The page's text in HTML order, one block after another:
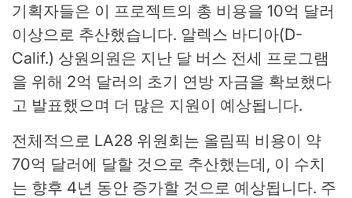
기획자들은 이 프로젝트의 총 비용을 10억 달러
이상으로 추산했습니다. 알렉스 바디아(D-
Calif.) 상원의원은 지난 달 버스 전세 프로그램
을 위해 2억 달러의 초기 연방 자금을 확보했다
고 발표했으며 더 많은 지원이 예상됩니다.
전체적으로 LA28 위원회는 올림픽 비용이 약
70억 달러에 달할 것으로 추산했는데, 이 수치
는 향후 4년 동안 증가할 것으로 예상됩니다. 주